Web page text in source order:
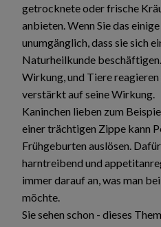
getrocknete oder frische
anbieten. Wenn Sie das
unumgänglich, dass sie sich
Naturheilkunde
Wirkung, und Tiere
verstärkt auf seine Wirkung.
Kaninchen lieben zum
einer trächtigen Zippe kann
Frühgeburten auslösen.
harntreibend und
immer darauf an, was man
möchte.
Sie sehen schon - dieses